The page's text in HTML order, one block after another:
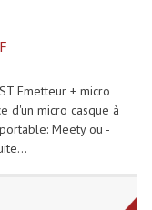
Filtres
Emetteur + micro
d'un micro casque à
Meety ou -